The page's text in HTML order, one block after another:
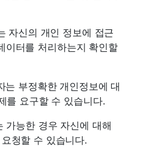
자신의 개인 정보에 접근
터를 처리하는지 확인할
는 부정확한 개인정보에 대
를 요구할 수 있습니다.
가능한 경우 자신에 대해
청할 수 있습니다.